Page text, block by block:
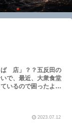
ば 店」？？五反田の
で、最近、大衆食堂
いるので困ったよ…
2023.07.12